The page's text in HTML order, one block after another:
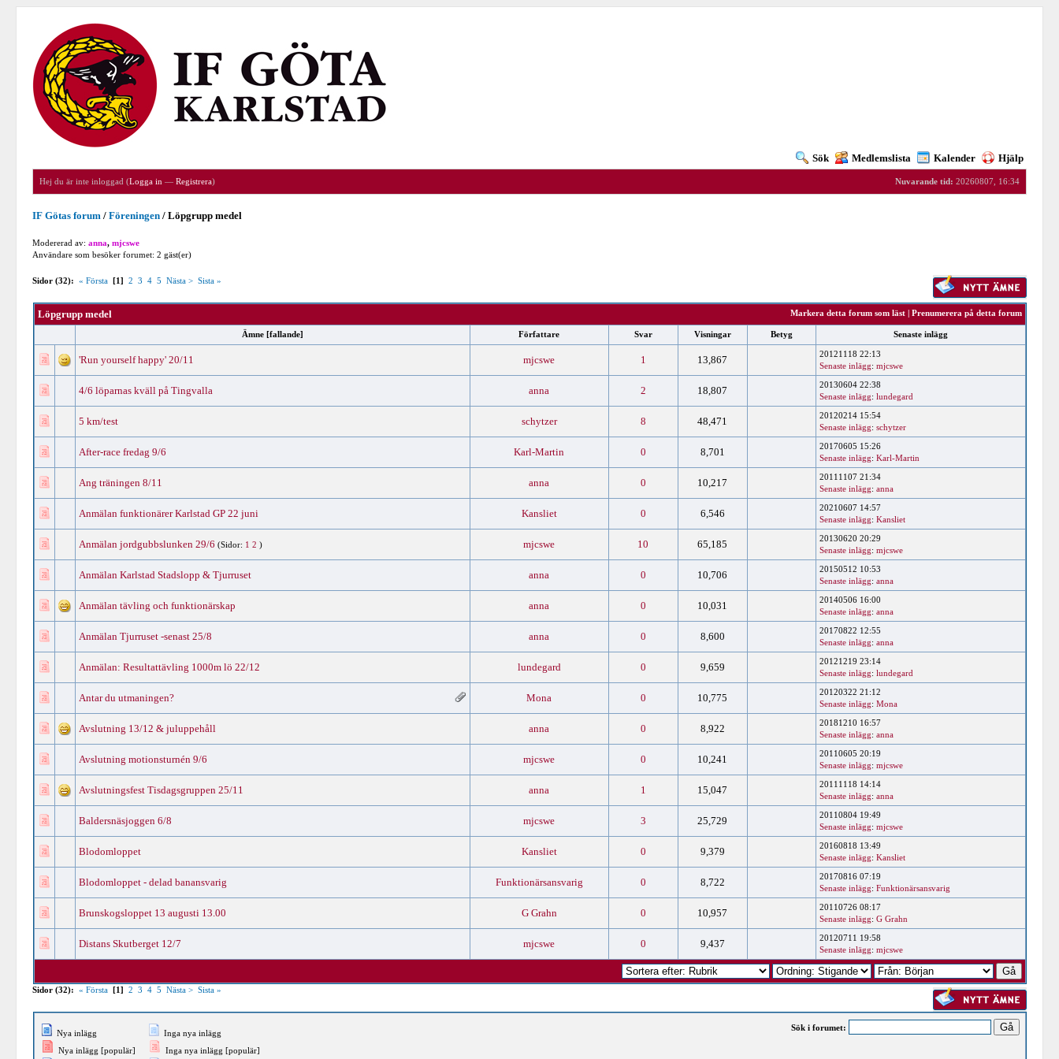
Sök Medlemslista Kalender Hjälp
Nuvarande tid: 20260807, 16:34
Hej du är inte inloggad (Logga in —Registrera)
IF Götas forum /Föreningen /Löpgrupp medel
Modererad av:anna,mjcswe
Användare som besöker forumet: 2 gäst(er)
Sidor (32): « Första [1] 2 3 4 5 Nästa > Sista »
Markera detta forum som läst| Prenumerera på detta forum
Löpgrupp medel
Ämne [fallande] Författare Svar Visningar Betyg Senaste inlägg
'Run yourself happy' 20/11 mjcswe 1 13,867
20121118 22:13
Senaste inlägg: mjcswe
4/6 löparnas kväll på Tingvalla anna 2 18,807
20130604 22:38
Senaste inlägg: lundegard
5 km/test schytzer 8 48,471
20120214 15:54
Senaste inlägg: schytzer
After-race fredag 9/6 Karl-Martin 0 8,701
20170605 15:26
Senaste inlägg: Karl-Martin
Ang träningen 8/11 anna 0 10,217
20111107 21:34
Senaste inlägg: anna
Anmälan funktionärer Karlstad GP 22 juni Kansliet 0 6,546
20210607 14:57
Senaste inlägg: Kansliet
Anmälan jordgubbslunken 29/6 (Sidor: 1 2 ) mjcswe 10 65,185
20130620 20:29
Senaste inlägg: mjcswe
Anmälan Karlstad Stadslopp & Tjurruset anna 0 10,706
20150512 10:53
Senaste inlägg: anna
Anmälan tävling och funktionärskap anna 0 10,031
20140506 16:00
Senaste inlägg: anna
Anmälan Tjurruset -senast 25/8 anna 0 8,600
20170822 12:55
Senaste inlägg: anna
Anmälan: Resultattävling 1000m lö 22/12 lundegard 0 9,659
20121219 23:14
Senaste inlägg: lundegard
Antar du utmaningen? Mona 0 10,775
20120322 21:12
Senaste inlägg: Mona
Avslutning 13/12 & juluppehåll anna 0 8,922
20181210 16:57
Senaste inlägg: anna
Avslutning motionsturnén 9/6 mjcswe 0 10,241
20110605 20:19
Senaste inlägg: mjcswe
Avslutningsfest Tisdagsgruppen 25/11 anna 1 15,047
20111118 14:14
Senaste inlägg: anna
Baldersnäsjoggen 6/8 mjcswe 3 25,729
20110804 19:49
Senaste inlägg: mjcswe
Blodomloppet Kansliet 0 9,379
20160818 13:49
Senaste inlägg: Kansliet
Blodomloppet - delad banansvarig Funktionärsansvarig 0 8,722
20170816 07:19
Senaste inlägg: Funktionärsansvarig
Brunskogsloppet 13 augusti 13.00 G Grahn 0 10,957
20110726 08:17
Senaste inlägg: G Grahn
Distans Skutberget 12/7 mjcswe 0 9,437
20120711 19:58
Senaste inlägg: mjcswe
Sidor (32): « Första [1] 2 3 4 5 Nästa > Sista »
Nya inlägg
Nya inlägg [populär]
Inga nya inlägg
Inga nya inlägg [populär]
Sök i forumet: